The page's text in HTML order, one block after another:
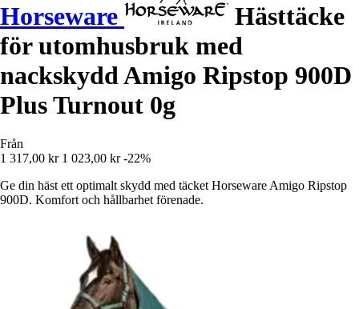
Horseware
Hästtäcke
för utomhusbruk med
nackskydd Amigo Ripstop 900D
Plus Turnout 0g
Från
1 317,00 kr 1 023,00 kr -22%
Ge din häst ett optimalt skydd med täcket Horseware Amigo Ripstop
900D. Komfort och hållbarhet förenade.